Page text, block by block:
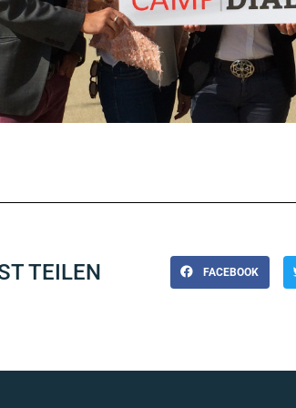
TEILEN FACEBOOK